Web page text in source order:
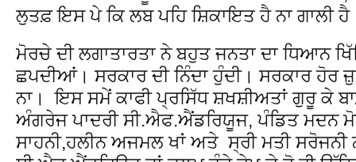
ਲੁਤਫ਼ ਇਸ ਪੇ ਕਿ ਲਬ ਪਹਿ ਸ਼ਿਕਾਇਤ ਹੈ ਨਾ ਗਾਲੀ
ਮੋਰਚੇ ਦੀ ਲਗਾਤਾਰਤਾ ਨੇ ਬਹੁਤ ਜਨਤਾ ਦਾ ਧਿਆਨ
ਛਪਦੀਆਂ। ਸਰਕਾਰ ਦੀ ਨਿੰਦਾ ਹੁੰਦੀ। ਸਰਕਾਰ ਹੋਰ
ਨਾ। ਇਸ ਸਮੇਂ ਕਾਫੀ ਪ੍ਰਸਿੱਧ ਸ਼ਖਸ਼ੀਅਤਾਂ ਗੁਰੂ ਕੇ
ਅੰਗਰੇਜ ਪਾਦਰੀ ਸੀ.ਐਫ.ਐਂਡਰਿਯੂਜ, ਪੰਡਿਤ ਮਦਨ
ਸਾਹਨੀ,ਹਲੀਨ ਅਜਮਲ ਖਾਂ ਅਤੇ ਸ੍ਰੀ ਮਤੀ ਸਰੋਜਨੀ